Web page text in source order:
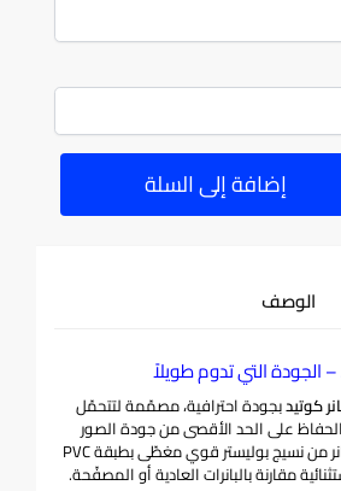
إضافة إلى السلة
الوصف
كوتيدبجودة احترافية، مصمّمة لتتحمّل
على الحد الأقصى من جودة الصور
والنصوص. يتم تصنيع هذا البانر من نسيج بوليستر قوي مغطّى بطبقة PVC
مقارنة بالبانرات العادية أو المصفّحة.